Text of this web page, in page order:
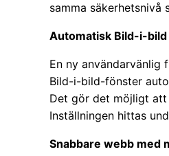
samma säkerhetsnivå
Automatisk Bild-i-
En ny
Bild-i-bild-fönster
Det gör det möjligt
Inställningen hittas
Snabbare webb med